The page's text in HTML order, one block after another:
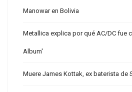
Manowar en Bolivia
Metallica explica por qué AC/DC fue
Album'
Muere James Kottak, ex baterista de